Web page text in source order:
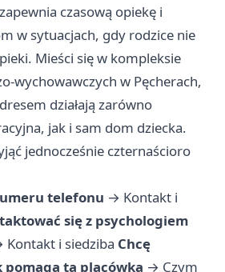
czasową opiekę i
w sytuacjach, gdy rodzice nie
Mieści się w kompleksie
wychowawczych w Pęcherach,
działają zarówno
jak i sam dom dziecka.
jednocześnie czternaścioro
telefonu → Kontakt i
się z psychologiem
Kontakt i siedziba Chcę
pomaga ta placówka → Czym